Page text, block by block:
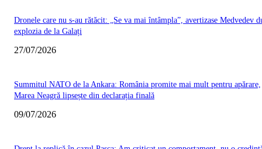
Dronele care nu s-au rătăcit: „Se va mai întâmpla”, avertizase Medvedev
explozia de la Galați
27/07/2026
Summitul NATO de la Ankara: România promite mai mult pentru apărare,
Marea Neagră lipsește din declarația finală
09/07/2026